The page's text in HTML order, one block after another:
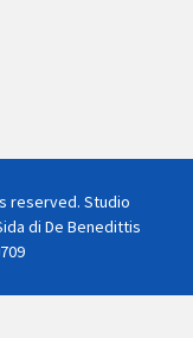
reserved. Studio
di De Benedittis